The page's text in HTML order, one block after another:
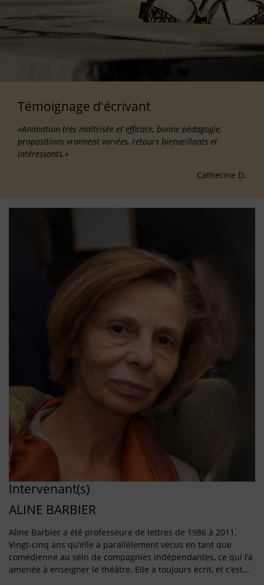
Témoignage d'écrivant
«Animation très maîtrisée et efficace, bonne pédagogie,
propositions vraiment variées, retours bienveillants et
intéressants.»
Catherine D.
Intervenant(s)
ALINE BARBIER
Aline Barbier a été professeure de lettres de 1986 à 2011.
Vingt-cinq ans qu’elle a parallèlement vécus en tant que
comédienne au sein de compagnies indépendantes, ce qui l’a
amenée à enseigner le théâtre. Elle a toujours écrit, et c’est…